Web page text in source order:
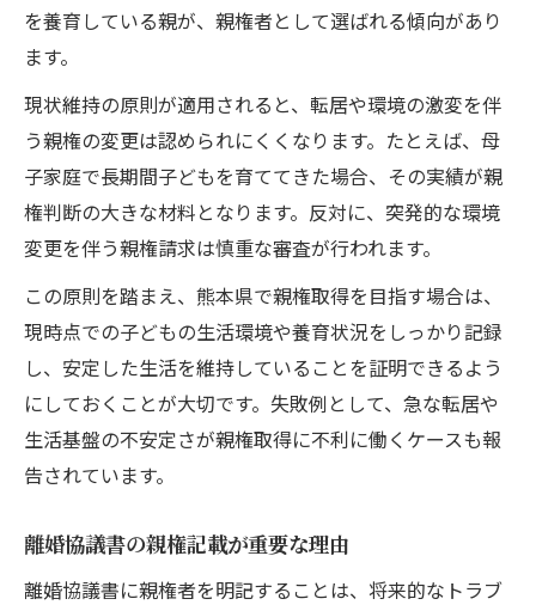
自治体の相談サービスで問題解決を図る
離婚後も安心できる熊本県の支援活用法
ひとり親家庭が知るべき経済支援制度
親権取得後に生活を安定させる実践術
母子家庭の自立支援講座の活用ポイント
相談窓口と給付金申請で安心感を得る方法
を養育している親が、親権者として選ばれる傾向があり
ます。
現状維持の原則が適用されると、転居や環境の激変を伴
う親権の変更は認められにくくなります。たとえば、母
子家庭で長期間子どもを育ててきた場合、その実績が親
権判断の大きな材料となります。反対に、突発的な環境
変更を伴う親権請求は慎重な審査が行われます。
この原則を踏まえ、熊本県で親権取得を目指す場合は、
現時点での子どもの生活環境や養育状況をしっかり記録
し、安定した生活を維持していることを証明できるよう
にしておくことが大切です。失敗例として、急な転居や
生活基盤の不安定さが親権取得に不利に働くケースも報
告されています。
離婚協議書の親権記載が重要な理由
離婚協議書に親権者を明記することは、将来的なトラブ